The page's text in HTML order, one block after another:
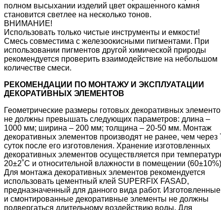
полном высыхании изделий цвет окрашенного камня
становится светлее на несколько тонов.
ВНИМАНИЕ!
Использовать только чистые инструменты и емкости!
Смесь совместима с железоокисными пигментами. При
использовании пигментов другой химической природы
рекомендуется проверить взаимодействие на небольшом
количестве смеси.
РЕКОМЕНДАЦИИ ПО МОНТАЖУ И ЭКСПЛУАТАЦИИ
ДЕКОРАТИВНЫХ ЭЛЕМЕНТОВ
Геометрические размеры готовых декоративных
не должны превышать следующих параметров: длина –
1000 мм; ширина – 200 мм; толщина – 20-50 мм. Монтаж
декоративных элементов производят не ранее, чем через
суток после его изготовления. Хранение изготовленных
декоративных элементов осуществляется при
20±2˚С и относительной влажности в помещении
Для монтажа декоративных элементов рекомендуется
использовать цементный клей SUPERFIX FASAD,
предназначенный для данного вида работ. Изготовленные
и смонтированные декоративные элементы не должны
подвергаться длительному воздействию воды. Для